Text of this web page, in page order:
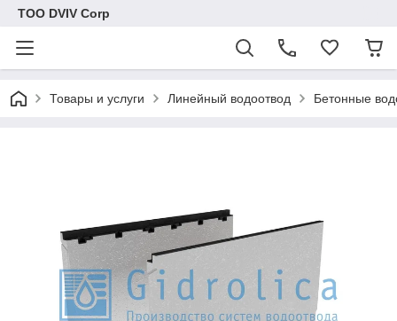
ТОО DVIV Corp
Товары и услуги Линейный водоотвод Бетонные